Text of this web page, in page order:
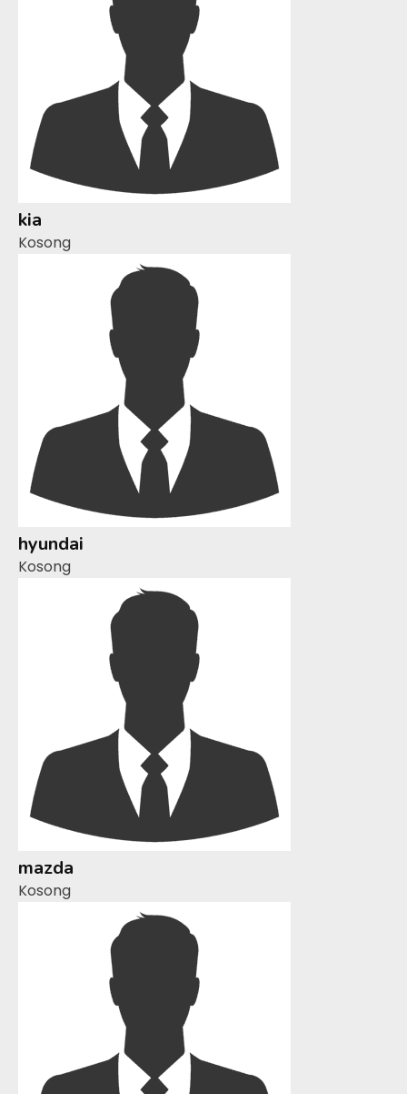
kia
Kosong
hyundai
Kosong
mazda
Kosong